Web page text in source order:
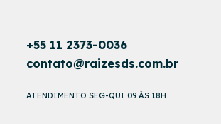
+55 11 2373-0036
contato@raizesds.com.br
ATENDIMENTO SEG-QUI 09 ÀS 18H